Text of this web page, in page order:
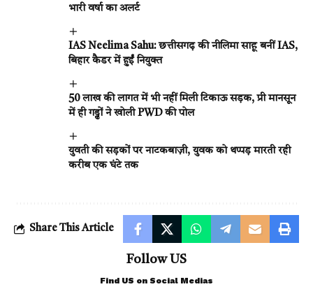
भारी वर्षा का अलर्ट
IAS Neelima Sahu: छत्तीसगढ़ की नीलिमा साहू बनीं IAS,
बिहार कैडर में हुईं नियुक्त
50 लाख की लागत में भी नहीं मिली टिकाऊ सड़क, प्री मानसून
में ही गड्ढों ने खोली PWD की पोल
युवती की सड़कों पर नाटकबाज़ी, युवक को थप्पड़ मारती रही
करीब एक घंटे तक
Share This Article
Follow US
Find US on Social Medias